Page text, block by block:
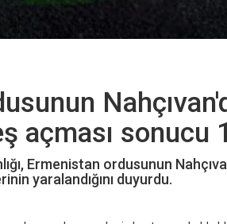
açması sonucu
Ermenistan ordusunun
yaralandığını duyurdu.